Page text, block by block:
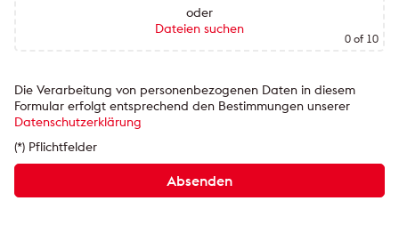
oder
Dateien suchen
0 of 10
Bitte
lasse
dieses
leer.
Bitte
lasse
dieses
leer.
Die Verarbeitung von personenbezogenen Daten in diesem
Formular erfolgt entsprechend den Bestimmungen unserer
Datenschutzerklärung
(*) Pflichtfelder